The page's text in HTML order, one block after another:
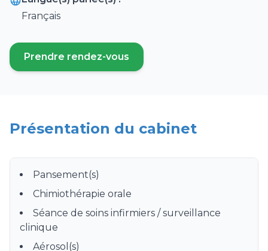
Français
Prendre rendez-vous
(ouvre un nouvel onglet)
Présentation du cabinet
Pansement(s)
Chimiothérapie orale
Séance de soins infirmiers / surveillance
clinique
Aérosol(s)